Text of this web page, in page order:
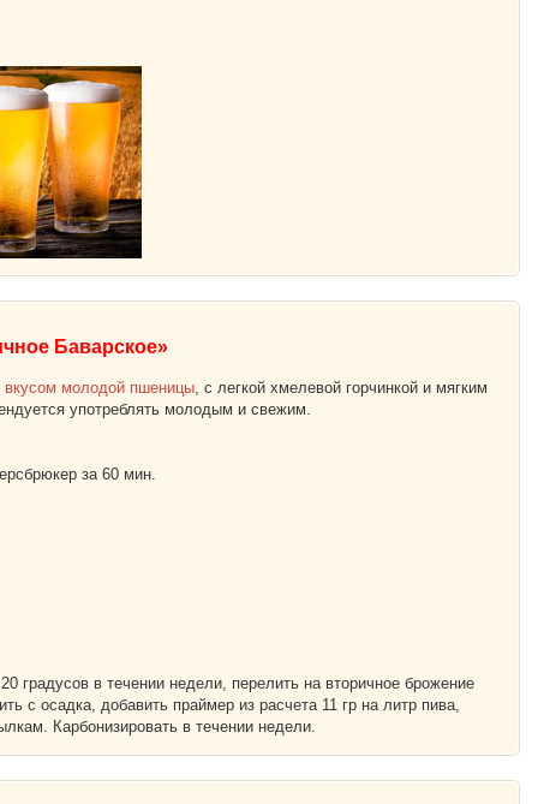
Баварское»
вкусом молодой пшеницы, с легкой хмелевой горчинкой и мягким
употреблять молодым и свежим.
за 60 мин.
градусов в течении недели, перелить на вторичное брожение
с осадка, добавить праймер из расчета 11 гр на литр пива,
Карбонизировать в течении недели.